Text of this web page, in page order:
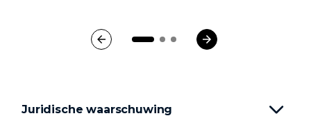
Juridische waarschuwing